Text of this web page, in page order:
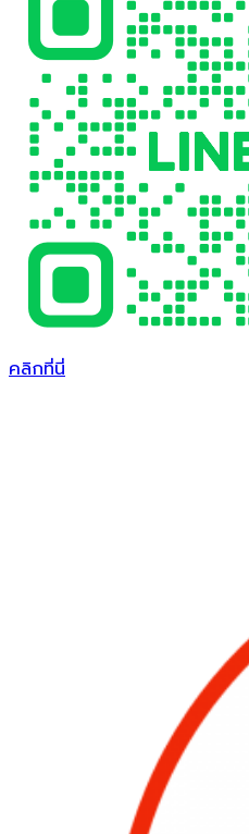
คลิกที่นี่